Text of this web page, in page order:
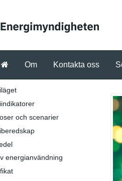
Om Kontakta oss
och scenarier
energianvändning